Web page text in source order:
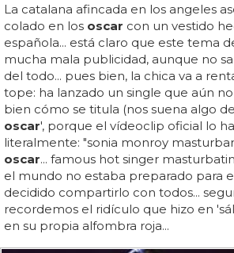
La catalana afincada en los angeles
colado en los oscar con un vestido
española... está claro que este tema
mucha mala publicidad, aunque no
del todo... pues bien, la chica va a
tope: ha lanzado un single que aún
bien cómo se titula (nos suena algo
oscar', porque el vídeoclip oficial lo
literalmente: "sonia monroy
oscar... famous hot singer
el mundo no estaba preparado para
decidido compartirlo con todos...
recordemos el ridículo que hizo en
en su propia alfombra roja...